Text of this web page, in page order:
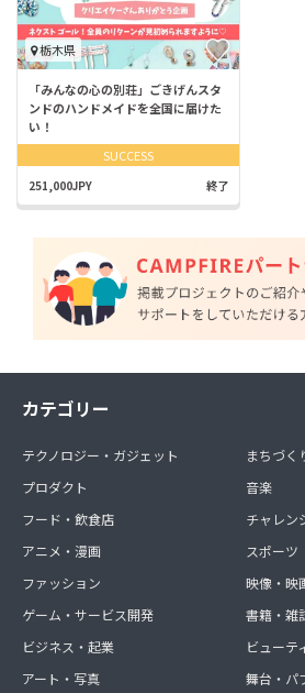
栃木県
「みんなの心の別荘」ごきげんスタ
ンドのハンドメイドを全国に届けた
い！
SUCCESS
251,000JPY 終了
カテゴリー
テクノロジー・ガジェット
プロダクト
フード・飲食店
アニメ・漫画
ファッション
ゲーム・サービス開発
ビジネス・起業
アート・写真
まちづく
音楽
チャレン
スポーツ
映像・映
書籍・雑
ビューテ
舞台・パ